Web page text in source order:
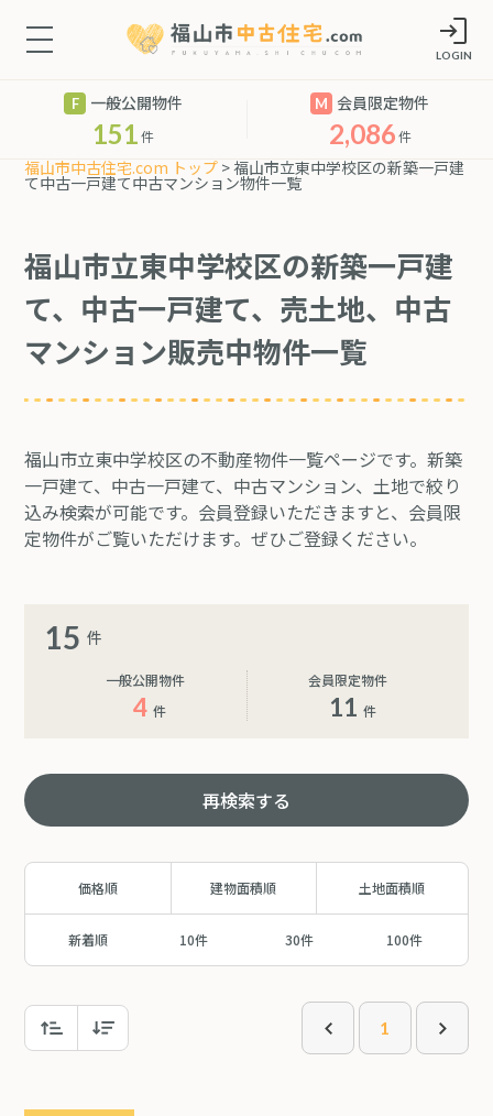
LOGIN
一般公開物件
151件
会員限定物件
2,086件
福山市中古住宅.com トップ > 福山市立東中学校区の新築一戸建
て中古一戸建て中古マンション物件一覧
福山市立東中学校区の新築一戸建
て、中古一戸建て、売土地、中古
マンション販売中物件一覧
福山市立東中学校区の不動産物件一覧ページです。新築
一戸建て、中古一戸建て、中古マンション、土地で絞り
込み検索が可能です。会員登録いただきますと、会員限
定物件がご覧いただけます。ぜひご登録ください。
15 件
一般公開物件
4 件
会員限定物件
11 件
再検索する
価格順 建物面積順 土地面積順
新着順 10件 30件 100件
1